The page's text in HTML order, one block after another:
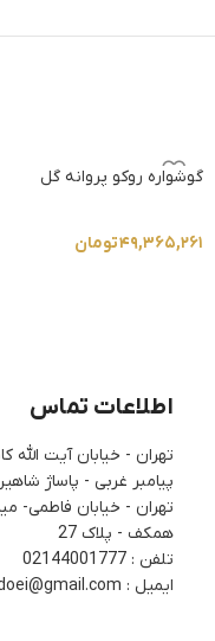
گوشواره روکو پروانه گل
۴۹,۳۶۵,۲۶۱تومان
اطلاعات تماس
تهران - خیابان آیت
پیامبر غربی - پاساژ
تهران - خیابان فاطمی-
همکف - پلاک 27
تلفن : 02144001777
ایمیل : talakadoei@gmail.com